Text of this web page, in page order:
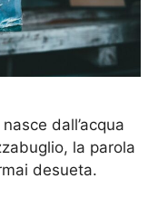
dall’acqua
la parola
desueta.